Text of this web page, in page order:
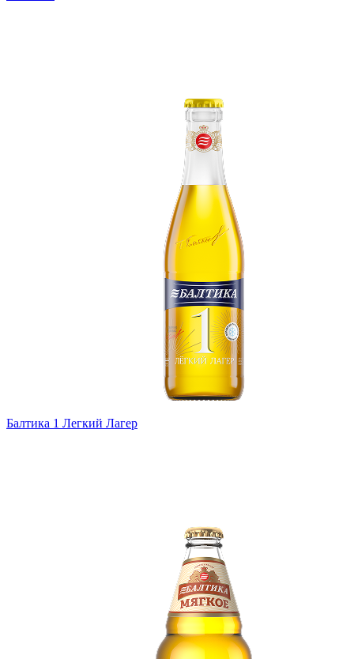
Балтика 1 Легкий Лагер